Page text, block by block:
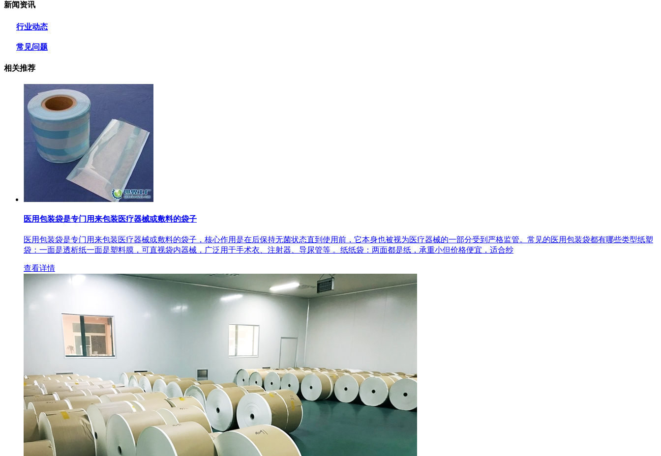
新闻资讯
行业动态
常见问题
相关推荐
医用包装袋‌是专门用来包装医疗器械或敷料的袋子
医用包装袋‌是专门用来包装医疗器械或敷料的袋子，核心作用是在后‌保持无菌状态‌直到使用前，它本身也被视为医疗器械的一部分受到严格监管。常见的医用包装袋都有哪些类型‌纸塑
袋‌：一面是透析纸一面是塑料膜，可直视袋内器械，广泛用于手术衣、注射器、导尿管等 。‌纸纸袋‌：两面都是纸，承重小但价格便宜，适合纱
查看详情